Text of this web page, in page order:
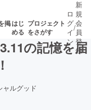
掲はじ
める
プロジェクト
をさがす
ェクト
ロ
グ
イ
ン
/
新
規
会
員
登
録
の記憶を届
ャルグッド